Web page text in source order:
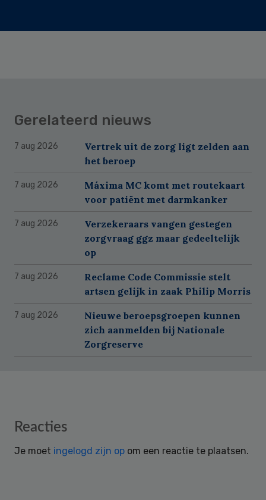
Gerelateerd nieuws
7 aug 2026
Vertrek uit de zorg ligt zelden aan
het beroep
7 aug 2026
Máxima MC komt met routekaart
voor patiënt met darmkanker
7 aug 2026
Verzekeraars vangen gestegen
zorgvraag ggz maar gedeeltelijk
op
7 aug 2026
Reclame Code Commissie stelt
artsen gelijk in zaak Philip Morris
7 aug 2026
Nieuwe beroepsgroepen kunnen
zich aanmelden bij Nationale
Zorgreserve
Reader
Reacties
Je moet ingelogd zijn op om een reactie te plaatsen.